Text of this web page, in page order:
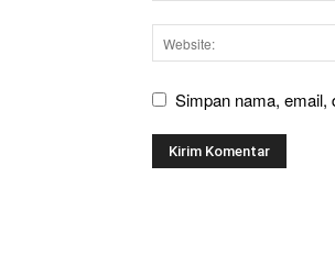
Simpan nama, email,